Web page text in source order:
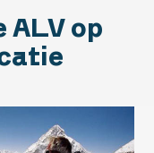
op